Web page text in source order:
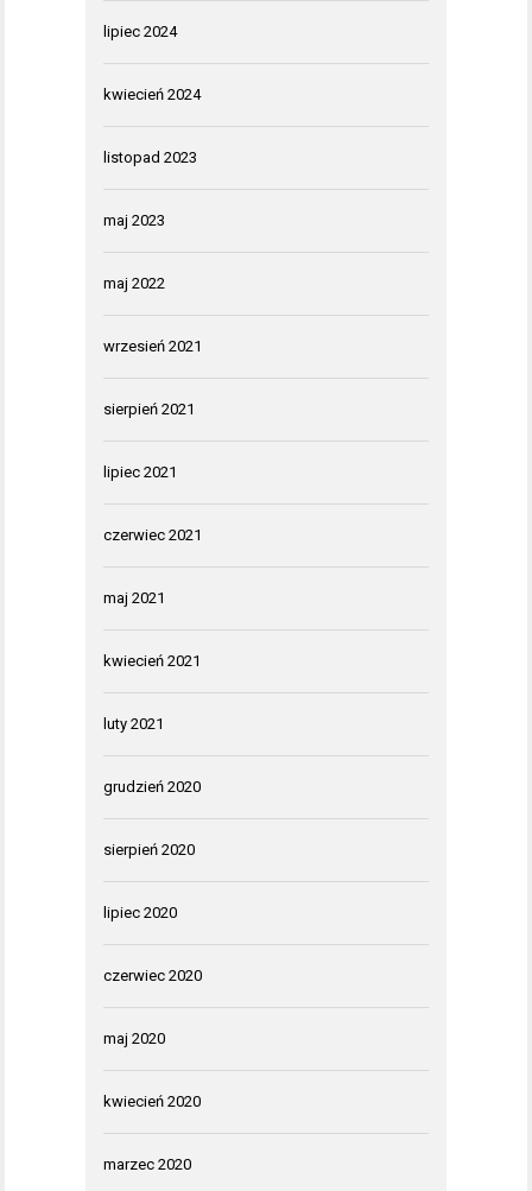
lipiec 2024
kwiecień 2024
listopad 2023
maj 2023
maj 2022
wrzesień 2021
sierpień 2021
lipiec 2021
czerwiec 2021
maj 2021
kwiecień 2021
luty 2021
grudzień 2020
sierpień 2020
lipiec 2020
czerwiec 2020
maj 2020
kwiecień 2020
marzec 2020